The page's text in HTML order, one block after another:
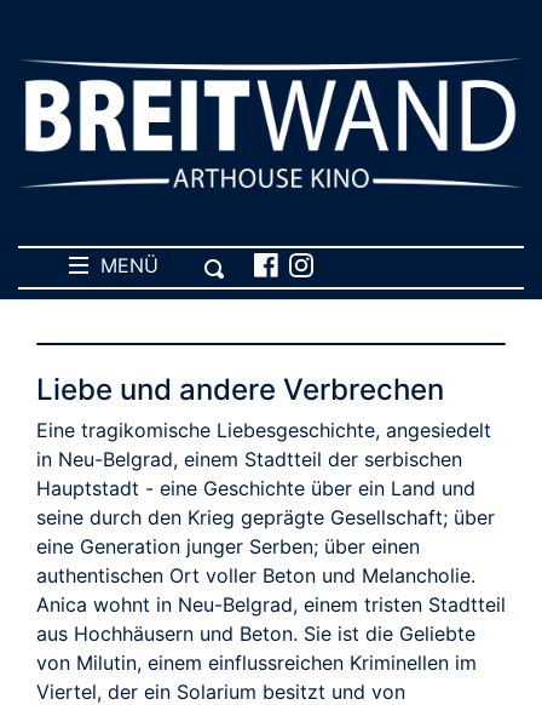
MENÜ
TRAILER
Liebe und andere Verbrechen
Eine tragikomische Liebesgeschichte, angesiedelt
in Neu-Belgrad, einem Stadtteil der serbischen
Hauptstadt - eine Geschichte über ein Land und
seine durch den Krieg geprägte Gesellschaft; über
eine Generation junger Serben; über einen
authentischen Ort voller Beton und Melancholie.
Anica wohnt in Neu-Belgrad, einem tristen Stadtteil
aus Hochhäusern und Beton. Sie ist die Geliebte
von Milutin, einem einflussreichen Kriminellen im
Viertel, der ein Solarium besitzt und von